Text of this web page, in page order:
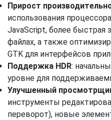
Прирост
использования
JavaScript, более быстрая
файлах, а также
GTK для интерфейсов
Поддержка HDR:
уровне для
Улучшенный
инструменты
переворот), новые